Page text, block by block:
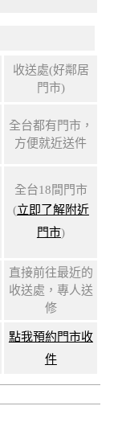
收送處(好鄰居
門市)
全台都有門市，
方便就近送件
全台18間門市
(立即了解附近
門市)
直接前往最近的
收送處，專人送
修
點我預約門市收
件